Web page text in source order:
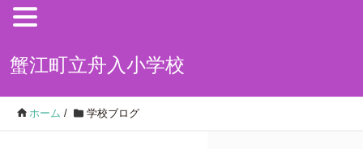
蟹江町立舟入小学校
ホーム / 学校ブログ